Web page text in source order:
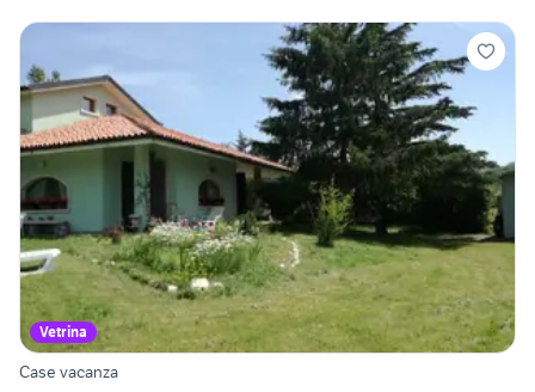
Vetrina
Case vacanza